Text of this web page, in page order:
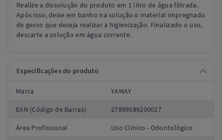
Realize a dissolução do produto em 1 litro de água filtrada.
Após isso, deixe em banho na solução o material impregnado
de gesso que deseja realizar a higienização. Finalizado o uso,
descarte a solução em água corrente.
Especificações do produto
Marca YAMAY
EAN (Código de Barras) 27899589200027
Área Profissional Uso Clínico - Odontológico